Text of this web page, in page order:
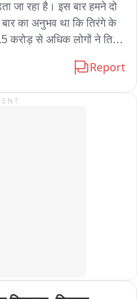
वापस लेकर बाहर  आएं और
जा रहा है। इस बार हमने दो
का अनुभव था कि तिरंगे के
से अधिक लोगों ने तिरंगे
मना रहा है इसलिए हमने
दुनिया भी तिरंगा उत्सव
Report